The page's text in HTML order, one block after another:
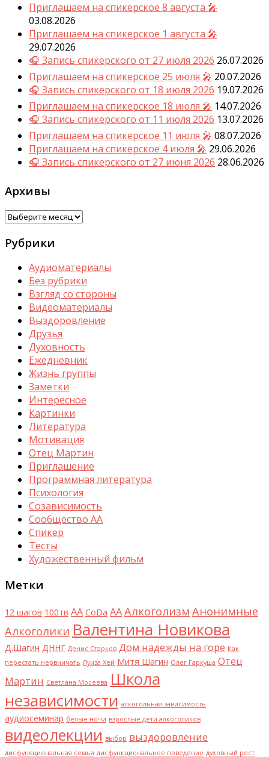
Приглашаем на спикерское 8 августа 🎤
03.08.2026
Приглашаем на спикерское 1 августа 🎤
29.07.2026
🎧 Запись спикерского от 27 июля 2026 26.07.2026
Приглашаем на спикерское 25 июля 🎤 20.07.2026
🎧 Запись спикерского от 18 июля 2026 19.07.2026
Приглашаем на спикерское 18 июля 🎤 14.07.2026
🎧 Запись спикерского от 11 июля 2026 13.07.2026
Приглашаем на спикерское 11 июля 🎤 08.07.2026
Приглашаем на спикерское 4 июля 🎤 29.06.2026
🎧 Запись спикерского от 27 июня 2026 28.06.2026
Архивы
Архивы
Рубрики
Аудиоматериалы
Без рубрики
Взгляд со стороны
Видеоматериалы
Выздоровление
Друзья
Духовность
Ежедневник
Жизнь группы
Заметки
Интересное
Картинки
Литература
Мотивация
Отец Мартин
Приглашение
Программная литература
Психология
Созависимость
Сообщество АА
Спикер
Тесты
Художественный фильм
Метки
12 шагов 100тв AA CoDa АААлкоголизм Анонимные
Алкоголики Валентина Новикова
Д.Шагин ДННГ Денис Старков Дом надежды на горе Как
перестать нервничать Луиза Хей Митя Шагин Олег Гаркуша Отец
Мартин Светлана Мосеева Школа
независимости алкогольная зависимость
аудиосеминар белые ночи взрослые дети алкоголиков
видеолекции выбор выздоровление
дисфункциональная семья дисфункциональное поведение духовный рост